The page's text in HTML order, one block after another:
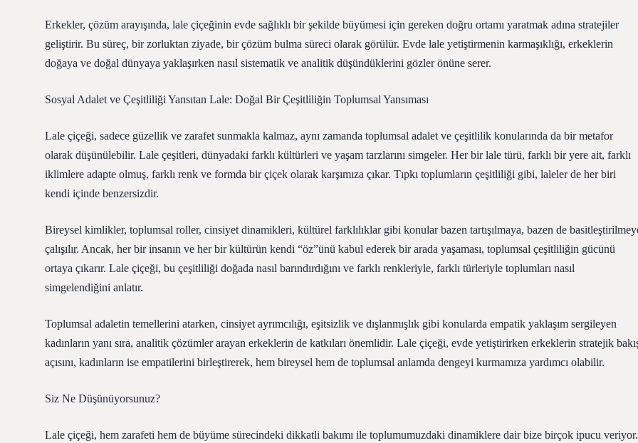
Erkekler, çözüm arayışında, lale çiçeğinin evde sağlıklı bir şekilde büyümesi için gereken doğru ortamı yaratmak adına stratejiler
geliştirir. Bu süreç, bir zorluktan ziyade, bir çözüm bulma süreci olarak görülür. Evde lale yetiştirmenin karmaşıklığı, erkeklerin
doğaya ve doğal dünyaya yaklaşırken nasıl sistematik ve analitik düşündüklerini gözler önüne serer.
Sosyal Adalet ve Çeşitliliği Yansıtan Lale: Doğal Bir Çeşitliliğin Toplumsal Yansıması
Lale çiçeği, sadece güzellik ve zarafet sunmakla kalmaz, aynı zamanda toplumsal adalet ve çeşitlilik konularında da bir metafor
olarak düşünülebilir. Lale çeşitleri, dünyadaki farklı kültürleri ve yaşam tarzlarını simgeler. Her bir lale türü, farklı bir yere ait, farklı
iklimlere adapte olmuş, farklı renk ve formda bir çiçek olarak karşımıza çıkar. Tıpkı toplumların çeşitliliği gibi, laleler de her biri
kendi içinde benzersizdir.
Bireysel kimlikler, toplumsal roller, cinsiyet dinamikleri, kültürel farklılıklar gibi konular bazen tartışılmaya, bazen de
çalışılır. Ancak, her bir insanın ve her bir kültürün kendi “öz”ünü kabul ederek bir arada yaşaması, toplumsal çeşitliliğin gücünü
ortaya çıkarır. Lale çiçeği, bu çeşitliliği doğada nasıl barındırdığını ve farklı renkleriyle, farklı türleriyle toplumları nasıl
simgelendiğini anlatır.
Toplumsal adaletin temellerini atarken, cinsiyet ayrımcılığı, eşitsizlik ve dışlanmışlık gibi konularda empatik yaklaşım sergileyen
kadınların yanı sıra, analitik çözümler arayan erkeklerin de katkıları önemlidir. Lale çiçeği, evde yetiştirirken erkeklerin stratejik
açısını, kadınların ise empatilerini birleştirerek, hem bireysel hem de toplumsal anlamda dengeyi kurmamıza yardımcı olabilir.
Siz Ne Düşünüyorsunuz?
Lale çiçeği, hem zarafeti hem de büyüme sürecindeki dikkatli bakımı ile toplumumuzdaki dinamiklere dair bize birçok ipucu veriyor.